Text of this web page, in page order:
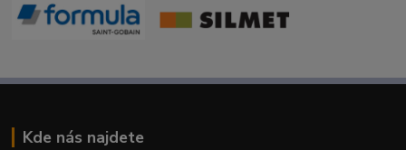
Kde nás najdete